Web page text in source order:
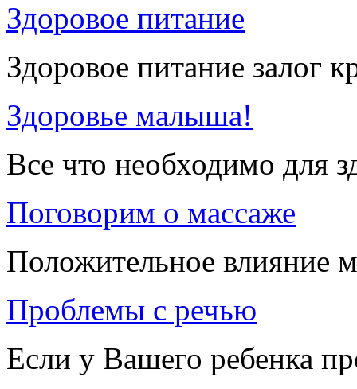
Здоровое питание
Здоровое питание залог
Здоровье малыша!
Все что необходимо для
Поговорим о массаже
Положительное влияние
Проблемы с речью
Если у Вашего ребенка